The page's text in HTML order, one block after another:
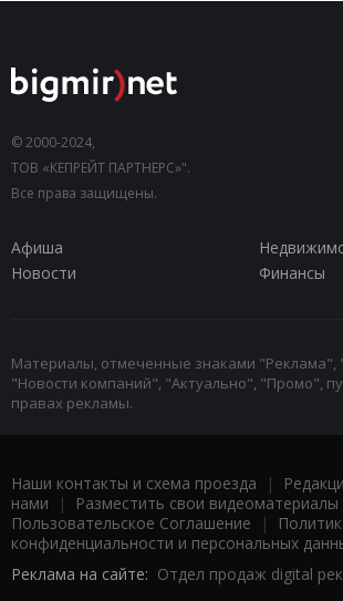
© 2000-2024,
ТОВ «КЕПРЕЙТ ПАРТНЕРС»".
Все права защищены.
Афиша
Новости
Финансы
Материалы, отмеченные знаками "Реклама",
"Новости компаний", "Актуально", "Промо",
правах рекламы.
Наши контакты и схема проезда |
нами | Разместить свои видеоматериалы
Пользовательское Соглашение |
конфиденциальности и персональных
Реклама на сайте: Отдел продаж digital